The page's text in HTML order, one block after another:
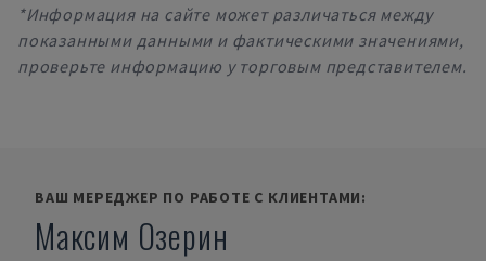
*Информация на сайте может различаться между
показанными данными и фактическими значениями,
проверьте информацию у торговым представителем.
ВАШ МЕРЕДЖЕР ПО РАБОТЕ С КЛИЕНТАМИ:
Максим Озерин